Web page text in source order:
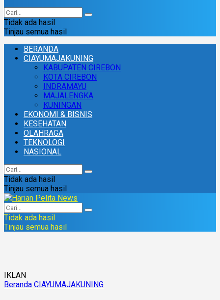
Tidak ada hasil
Tinjau semua hasil
BERANDA
CIAYUMAJAKUNING
KABUPATEN CIREBON
KOTA CIREBON
INDRAMAYU
MAJALENGKA
KUNINGAN
EKONOMI & BISNIS
KESEHATAN
OLAHRAGA
TEKNOLOGI
NASIONAL
Tidak ada hasil
Tinjau semua hasil
Tidak ada hasil
Tinjau semua hasil
IKLAN
Beranda CIAYUMAJAKUNING